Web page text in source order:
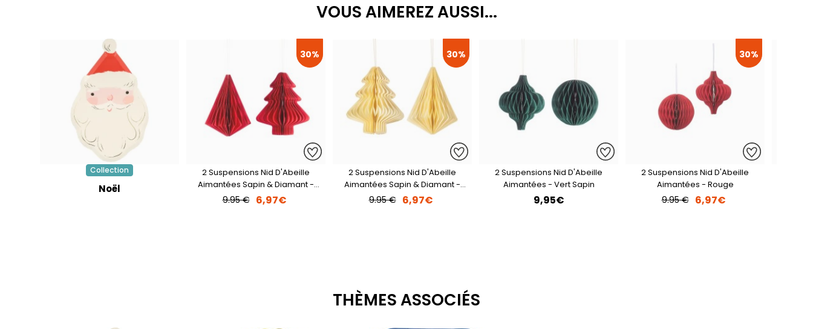
VOUS AIMEREZ AUSSI...
Collection
Noël
30%
2 Suspensions Nid D'Abeille
Aimantées Sapin & Diamant -
Rouge
9.95 € 6,97€
30%
2 Suspensions Nid D'Abeille
Aimantées Sapin & Diamant -
Blanc
9.95 € 6,97€
2 Suspensions Nid D'Abeille
Aimantées - Vert Sapin
9,95€
30%
2 Suspensions Nid D'Abeille
Aimantées - Rouge
9.95 € 6,97€
THÈMES ASSOCIÉS